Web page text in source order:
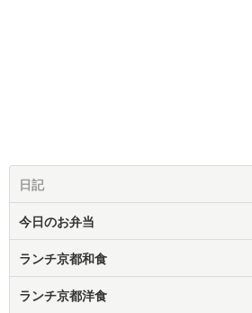
日記
今日のお弁当
ランチ京都和食
ランチ京都洋食